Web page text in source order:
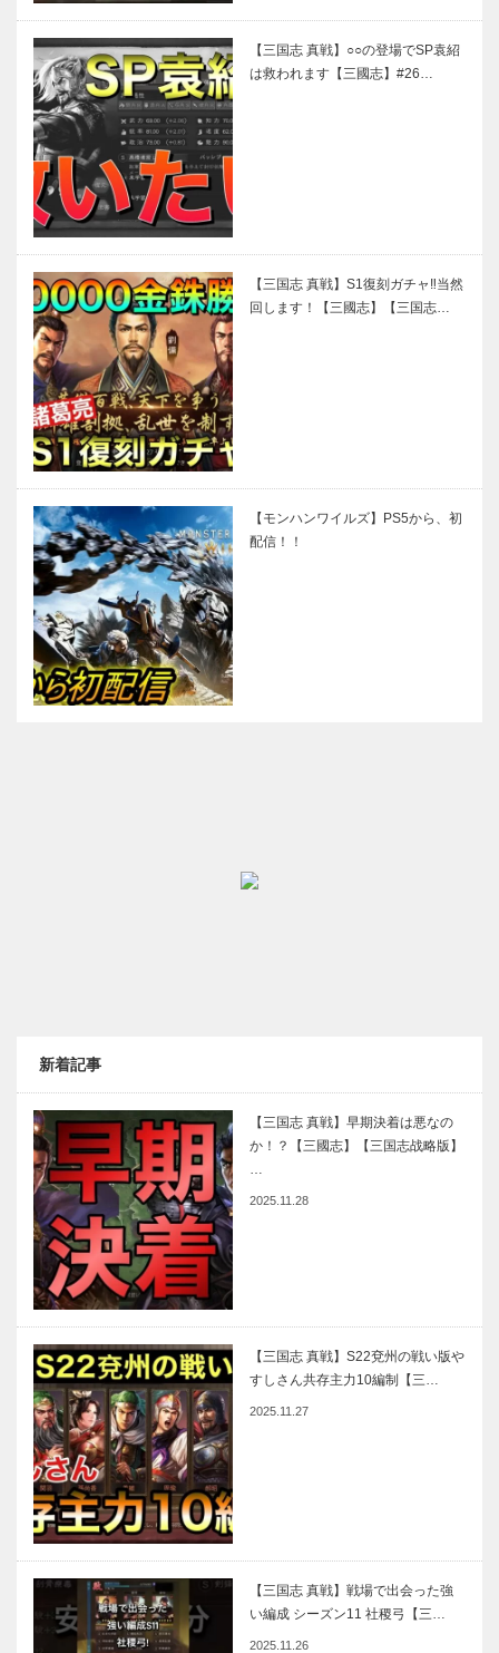
【三国志 真戦】○○の登場でSP袁紹
は救われます【三國志】#26…
【三国志 真戦】S1復刻ガチャ‼当然
回します！【三國志】【三国志…
【モンハンワイルズ】PS5から、初
配信！！
新着記事
【三国志 真戦】早期決着は悪なの
か！？【三國志】【三国志战略版】
…
2025.11.28
【三国志 真戦】S22兗州の戦い版や
すしさん共存主力10編制【三…
2025.11.27
【三国志 真戦】戦場で出会った強
い編成 シーズン11 社稷弓【三…
2025.11.26